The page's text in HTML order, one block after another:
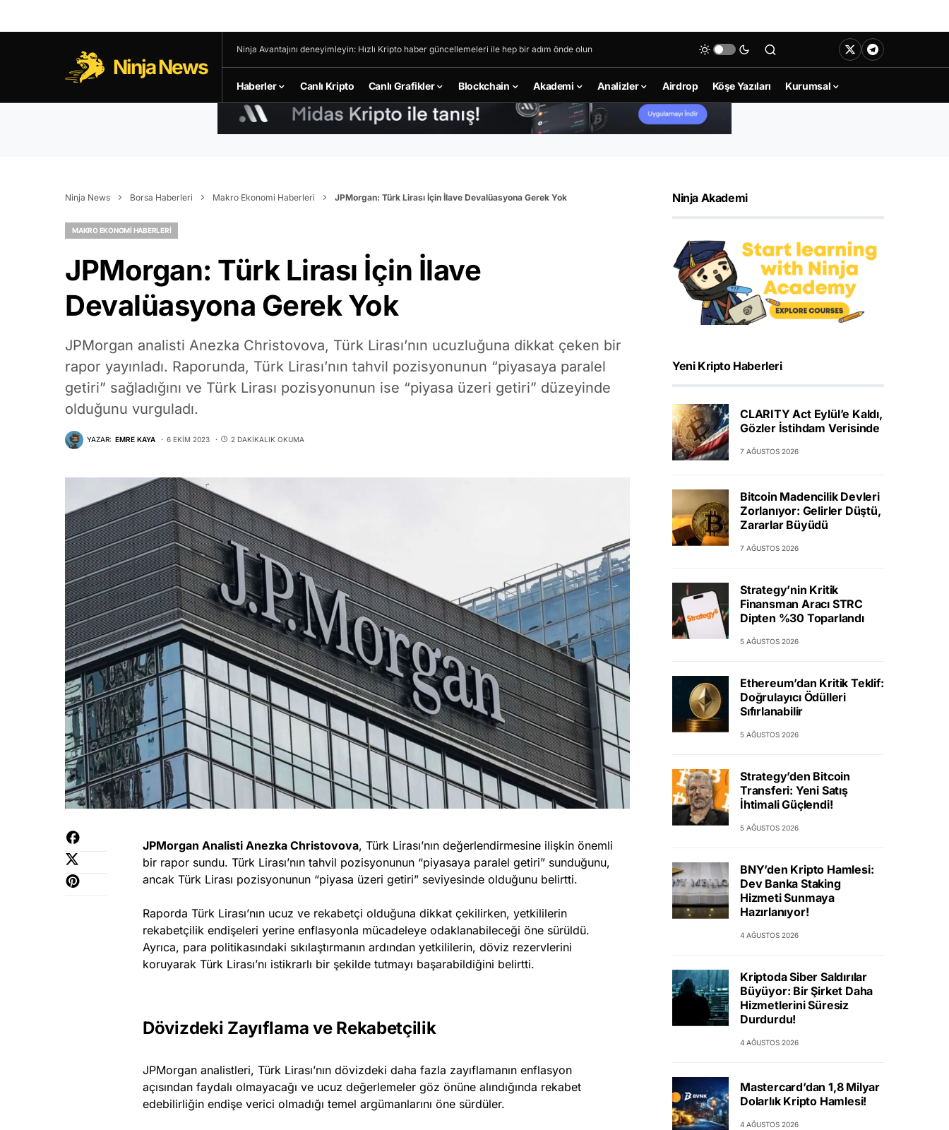
Ninja News
Ninja Avantajını deneyimleyin: Hızlı Kripto haber güncellemeleri ile hep bir adım önde olun
Haberler Canlı Kripto Canlı Grafikler Blockchain Akademi Analizler Airdrop Köşe Yazıları Kurumsal
Ninja News Borsa Haberleri Makro Ekonomi Haberleri JPMorgan: Türk Lirası İçin İlave Devalüasyona Gerek Yok
MAKRO EKONOMI HABERLERI
JPMorgan: Türk Lirası İçin İlave
Devalüasyona Gerek Yok
JPMorgan analisti Anezka Christovova, Türk Lirası’nın ucuzluğuna dikkat çeken bir
rapor yayınladı. Raporunda, Türk Lirası’nın tahvil pozisyonunun “piyasaya paralel
getiri” sağladığını ve Türk Lirası pozisyonunun ise “piyasa üzeri getiri” düzeyinde
olduğunu vurguladı.
YAZAR: EMRE KAYA 6 EKIM 2023 2 DAKIKALIK OKUMA
JPMorgan Analisti Anezka Christovova, Türk Lirası’nın değerlendirmesine ilişkin önemli
bir rapor sundu. Türk Lirası’nın tahvil pozisyonunun “piyasaya paralel getiri” sunduğunu,
ancak Türk Lirası pozisyonunun “piyasa üzeri getiri” seviyesinde olduğunu belirtti.
Raporda Türk Lirası’nın ucuz ve rekabetçi olduğuna dikkat çekilirken, yetkililerin
rekabetçilik endişeleri yerine enflasyonla mücadeleye odaklanabileceği öne sürüldü.
Ayrıca, para politikasındaki sıkılaştırmanın ardından yetkililerin, döviz rezervlerini
koruyarak Türk Lirası’nı istikrarlı bir şekilde tutmayı başarabildiğini belirtti.
Dövizdeki Zayıflama ve Rekabetçilik
JPMorgan analistleri, Türk Lirası’nın dövizdeki daha fazla zayıflamanın enflasyon
açısından faydalı olmayacağı ve ucuz değerlemeler göz önüne alındığında rekabet
edebilirliğin endişe verici olmadığı temel argümanlarını öne sürdüler.
Ninja Akademi
Yeni Kripto Haberleri
CLARITY Act Eylül’e Kaldı,
Gözler İstihdam Verisinde
7 AĞUSTOS 2026
Bitcoin Madencilik Devleri
Zorlanıyor: Gelirler Düştü,
Zararlar Büyüdü
7 AĞUSTOS 2026
Strategy’nin Kritik
Finansman Aracı STRC
Dipten %30 Toparlandı
5 AĞUSTOS 2026
Ethereum’dan Kritik Teklif:
Doğrulayıcı Ödülleri
Sıfırlanabilir
5 AĞUSTOS 2026
Strategy’den Bitcoin
Transferi: Yeni Satış
İhtimali Güçlendi!
5 AĞUSTOS 2026
BNY’den Kripto Hamlesi:
Dev Banka Staking
Hizmeti Sunmaya
Hazırlanıyor!
4 AĞUSTOS 2026
Kriptoda Siber Saldırılar
Büyüyor: Bir Şirket Daha
Hizmetlerini Süresiz
Durdurdu!
4 AĞUSTOS 2026
Mastercard’dan 1,8 Milyar
Dolarlık Kripto Hamlesi!
4 AĞUSTOS 2026